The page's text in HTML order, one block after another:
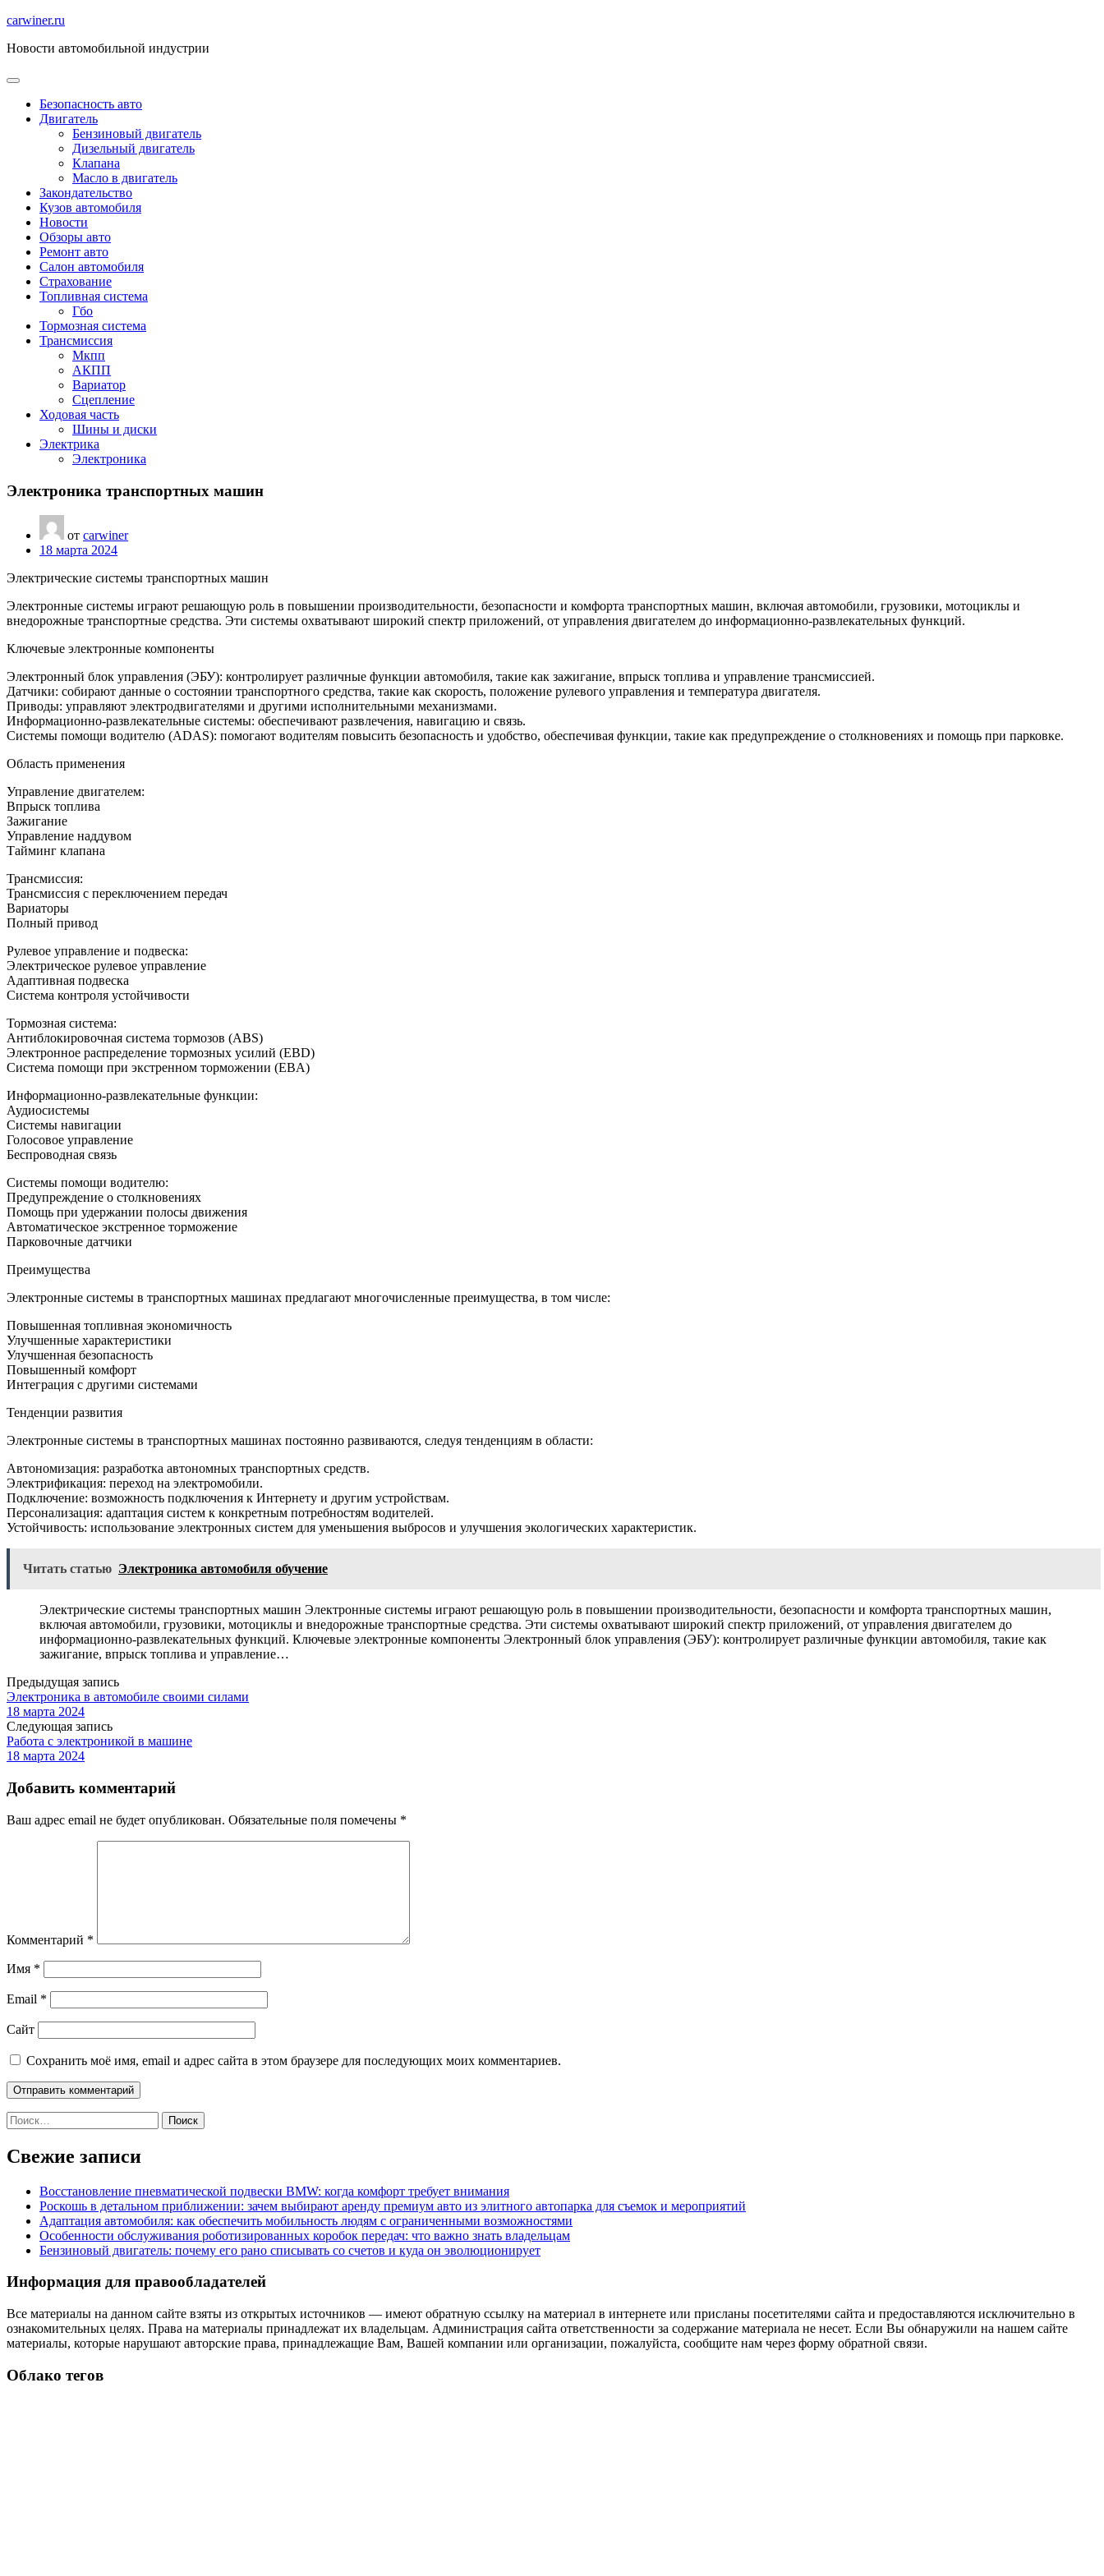
Перейти
содержимому
carwiner.ru
Новости автомобильной индустрии
Безопасность авто
Двигатель
Бензиновый двигатель
Дизельный двигатель
Клапана
Масло в двигатель
Закондательство
Кузов автомобиля
Новости
Обзоры авто
Ремонт авто
Салон автомобиля
Страхование
Топливная система
Гбо
Тормозная система
Трансмиссия
Мкпп
АКПП
Вариатор
Сцепление
Ходовая часть
Шины и диски
Электрика
Электроника
Электроника транспортных машин
от carwiner
18 марта 2024
Электрические системы транспортных машин
Электронные системы играют решающую роль в повышении производительности, безопасности и комфорта транспортных машин, включая автомобили, грузовики, мотоциклы и
внедорожные транспортные средства. Эти системы охватывают широкий спектр приложений, от управления двигателем до информационно-развлекательных функций.
Ключевые электронные компоненты
Электронный блок управления (ЭБУ): контролирует различные функции автомобиля, такие как зажигание, впрыск топлива и управление трансмиссией.
Датчики: собирают данные о состоянии транспортного средства, такие как скорость, положение рулевого управления и температура двигателя.
Приводы: управляют электродвигателями и другими исполнительными механизмами.
Информационно-развлекательные системы: обеспечивают развлечения, навигацию и связь.
Системы помощи водителю (ADAS): помогают водителям повысить безопасность и удобство, обеспечивая функции, такие как предупреждение о столкновениях и помощь при парковке.
Область применения
Управление двигателем:
Впрыск топлива
Зажигание
Управление наддувом
Тайминг клапана
Трансмиссия:
Трансмиссия с переключением передач
Вариаторы
Полный привод
Рулевое управление и подвеска:
Электрическое рулевое управление
Адаптивная подвеска
Система контроля устойчивости
Тормозная система:
Антиблокировочная система тормозов (ABS)
Электронное распределение тормозных усилий (EBD)
Система помощи при экстренном торможении (EBA)
Информационно-развлекательные функции:
Аудиосистемы
Системы навигации
Голосовое управление
Беспроводная связь
Системы помощи водителю:
Предупреждение о столкновениях
Помощь при удержании полосы движения
Автоматическое экстренное торможение
Парковочные датчики
Преимущества
Электронные системы в транспортных машинах предлагают многочисленные преимущества, в том числе:
Повышенная топливная экономичность
Улучшенные характеристики
Улучшенная безопасность
Повышенный комфорт
Интеграция с другими системами
Тенденции развития
Электронные системы в транспортных машинах постоянно развиваются, следуя тенденциям в области:
Автономизация: разработка автономных транспортных средств.
Электрификация: переход на электромобили.
Подключение: возможность подключения к Интернету и другим устройствам.
Персонализация: адаптация систем к конкретным потребностям водителей.
Устойчивость: использование электронных систем для уменьшения выбросов и улучшения экологических характеристик.
Читать статью Электроника автомобиля обучение
Электрические системы транспортных машин Электронные системы играют решающую роль в повышении производительности, безопасности и комфорта транспортных машин,
включая автомобили, грузовики, мотоциклы и внедорожные транспортные средства. Эти системы охватывают широкий спектр приложений, от управления двигателем до
информационно-развлекательных функций. Ключевые электронные компоненты Электронный блок управления (ЭБУ): контролирует различные функции автомобиля, такие как
зажигание, впрыск топлива и управление…
Предыдущая запись
Электроника в автомобиле своими силами
18 марта 2024
Следующая запись
Работа с электроникой в машине
18 марта 2024
Добавить комментарий
Ваш адрес email не будет опубликован. Обязательные поля помечены *
Комментарий *
Имя *
Email *
Сайт
Сохранить моё имя, email и адрес сайта в этом браузере для последующих моих комментариев.
Найти:
Свежие записи
Восстановление пневматической подвески BMW: когда комфорт требует внимания
Роскошь в детальном приближении: зачем выбирают аренду премиум авто из элитного автопарка для съемок и мероприятий
Адаптация автомобиля: как обеспечить мобильность людям с ограниченными возможностями
Особенности обслуживания роботизированных коробок передач: что важно знать владельцам
Бензиновый двигатель: почему его рано списывать со счетов и куда он эволюционирует
Информация для правообладателей
Все материалы на данном сайте взяты из открытых источников — имеют обратную ссылку на материал в интернете или присланы посетителями сайта и предоставляются исключительно в
ознакомительных целях. Права на материалы принадлежат их владельцам. Администрация сайта ответственности за содержание материала не несет. Если Вы обнаружили на нашем сайте
материалы, которые нарушают авторские права, принадлежащие Вам, Вашей компании или организации, пожалуйста, сообщите нам через форму обратной связи.
Облако тегов